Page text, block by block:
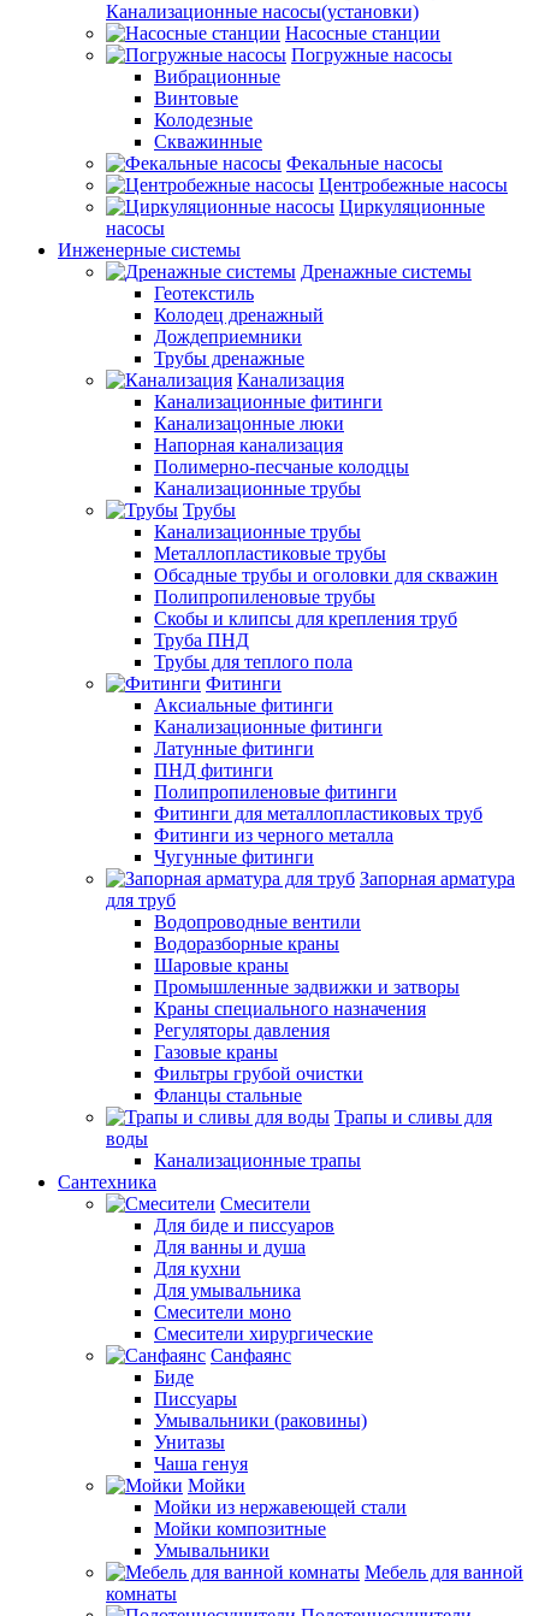
Канализационные насосы(установки)
Насосные станции
Погружные насосы
Вибрационные
Винтовые
Колодезные
Скважинные
Фекальные насосы
Центробежные насосы
Циркуляционные
насосы
Инженерные системы
Дренажные системы
Геотекстиль
Колодец дренажный
Дождеприемники
Трубы дренажные
Канализация
Канализационные фитинги
Канализацонные люки
Напорная канализация
Полимерно-песчаные колодцы
Канализационные трубы
Трубы
Канализационные трубы
Металлопластиковые трубы
Обсадные трубы и оголовки для скважин
Полипропиленовые трубы
Скобы и клипсы для крепления труб
Труба ПНД
Трубы для теплого пола
Фитинги
Аксиальные фитинги
Канализационные фитинги
Латунные фитинги
ПНД фитинги
Полипропиленовые фитинги
Фитинги для металлопластиковых труб
Фитинги из черного металла
Чугунные фитинги
Запорная арматура
для труб
Водопроводные вентили
Водоразборные краны
Шаровые краны
Промышленные задвижки и затворы
Краны специального назначения
Регуляторы давления
Газовые краны
Фильтры грубой очистки
Фланцы стальные
Трапы и сливы для
воды
Канализационные трапы
Сантехника
Смесители
Для биде и писсуаров
Для ванны и душа
Для кухни
Для умывальника
Смесители моно
Смесители хирургические
Санфаянс
Биде
Писсуары
Умывальники (раковины)
Унитазы
Чаша генуя
Мойки
Мойки из нержавеющей стали
Мойки композитные
Умывальники
Мебель для ванной
комнаты